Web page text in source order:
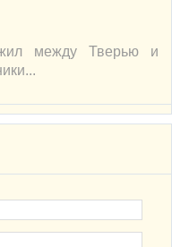
между Тверью и